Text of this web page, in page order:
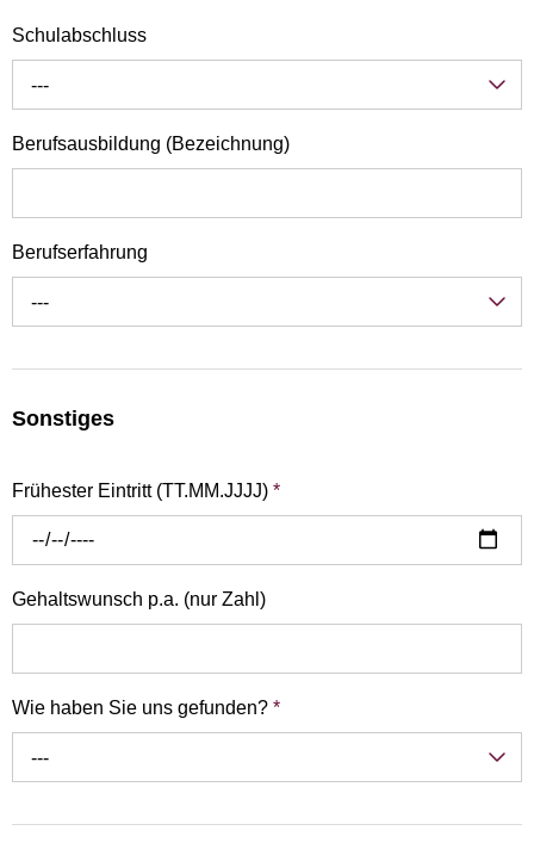
Schulabschluss
---
Berufsausbildung (Bezeichnung)
Berufserfahrung
---
Sonstiges
Frühester Eintritt (TT.MM.JJJJ) *
Gehaltswunsch p.a. (nur Zahl)
Wie haben Sie uns gefunden? *
---